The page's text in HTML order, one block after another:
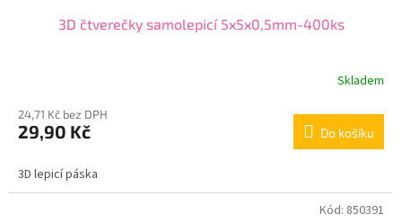
3D čtverečky samolepicí 5x5x0,5mm-400ks
Skladem
24,71 Kč bez DPH
29,90 Kč Do košíku
3D lepicí páska
Kód: 850391